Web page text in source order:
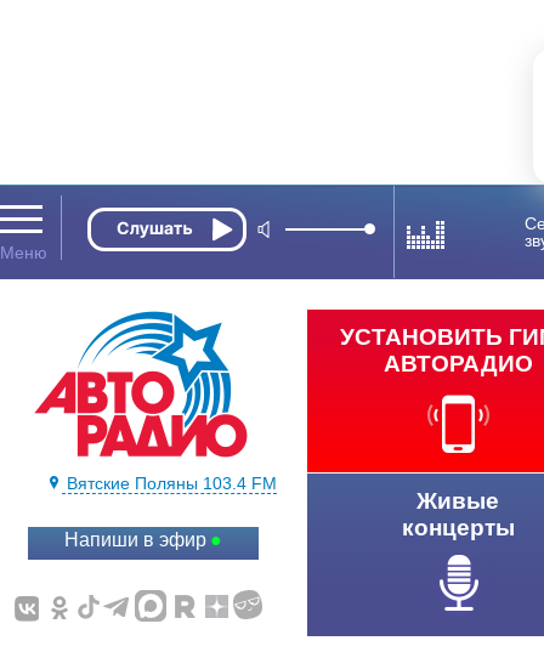
Вятские Поляны 103.4 FM
Напиши в эфир
УСТАНОВИТЬ
АВТОРАДИО
Живые
концерты